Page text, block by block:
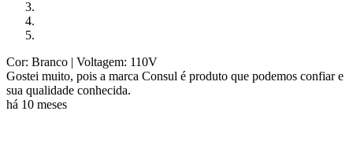
Cor: Branco | Voltagem: 110V
Gostei muito, pois a marca Consul é produto que podemos confiar e
sua qualidade conhecida.
há 10 meses